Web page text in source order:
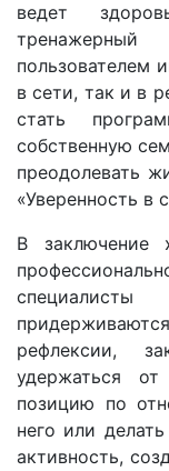
ведет
пользователем
в сети, так и в
стать
собственную
преодолевать
«Уверенность в
В заключение
рефлексии,
удержаться
позицию по
него или
активность,